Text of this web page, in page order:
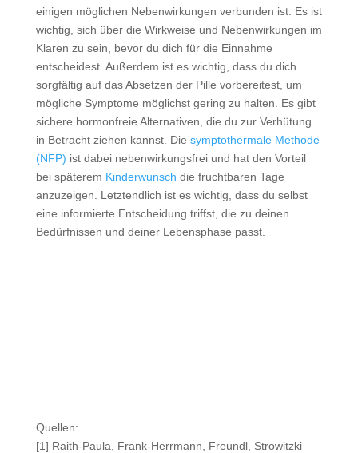
einigen möglichen Nebenwirkungen verbunden ist. Es ist
wichtig, sich über die Wirkweise und Nebenwirkungen im
Klaren zu sein, bevor du dich für die Einnahme
entscheidest. Außerdem ist es wichtig, dass du dich
sorgfältig auf das Absetzen der Pille vorbereitest, um
mögliche Symptome möglichst gering zu halten. Es gibt
sichere hormonfreie Alternativen, die du zur Verhütung
in Betracht ziehen kannst. Die symptothermale Methode
(NFP) ist dabei nebenwirkungsfrei und hat den Vorteil
bei späterem Kinderwunsch die fruchtbaren Tage
anzuzeigen. Letztendlich ist es wichtig, dass du selbst
eine informierte Entscheidung triffst, die zu deinen
Bedürfnissen und deiner Lebensphase passt.
Quellen:
[1] Raith-Paula, Frank-Herrmann, Freundl, Strowitzki